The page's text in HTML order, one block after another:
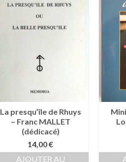
La presqu’île de Rhuys
– Franc MALLET
(dédicacé)
14,00€
AJOUTER AU